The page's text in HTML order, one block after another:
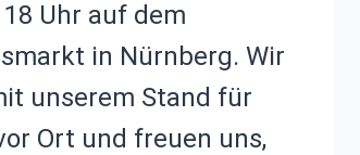
Uhr auf dem
in Nürnberg. Wir
unserem Stand für
Ort und freuen uns,